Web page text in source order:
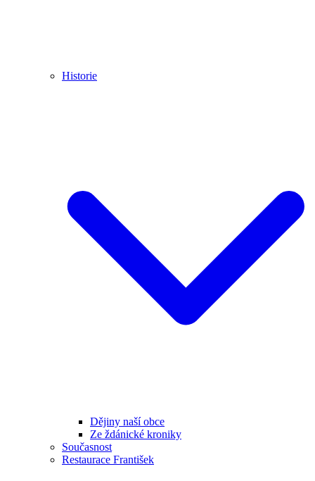
Historie
Dějiny naší obce
Ze ždánické kroniky
Současnost
Restaurace František